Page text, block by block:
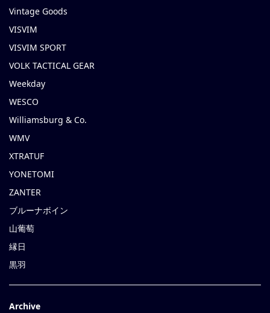
Vintage Goods
VISVIM
VISVIM SPORT
VOLK TACTICAL GEAR
Weekday
WESCO
Williamsburg & Co.
WMV
XTRATUF
YONETOMI
ZANTER
ブルーナボイン
山葡萄
縁日
黒羽
Archive